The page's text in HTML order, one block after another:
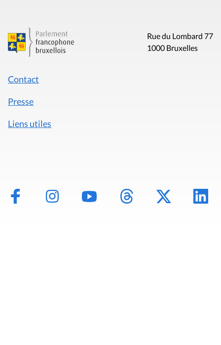
Rue du Lombard 77
1000 Bruxelles
Contact
Presse
Liens utiles